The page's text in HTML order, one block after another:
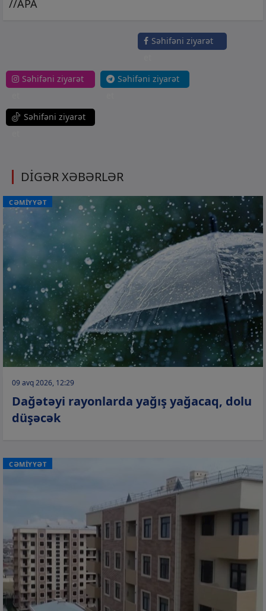
//APA
Səhifəni ziyarət
Səhifəni ziyarət
Səhifəni ziyarət
Səhifəni ziyarət
DİGƏR XƏBƏRLƏR
CƏMİYYƏT
09 avq 2026, 12:29
Dağətəyi rayonlarda yağış yağacaq, dolu
düşəcək
CƏMİYYƏT